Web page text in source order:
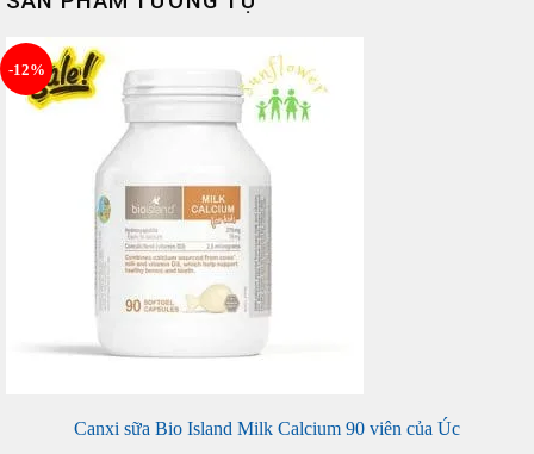
-12%
Canxi sữa Bio Island Milk Calcium 90 viên của Úc